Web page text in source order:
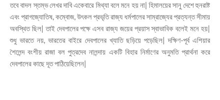
তবে বাদল স্তম্ভ লেখর দাবি একেবারে মিথ্যা বলে মনে হয় না| হিমালয়ের সানু দেশে হুনরাষ্ট
এবং প্রাগজ্যোতিষ, কম্বোজ, উৎকল প্রভৃতি রাজ্য ধর্মপালের সাম্রাজ্যের প্রত্যন্ত সীমায়
অবস্থিত ছিল| তাই দেবপালের পক্ষে এসব রাজ্য জয়ের প্রয়াস স্বাভাবিক বলেই মনে হয়|
শুধু ভারতে নয়, ভারতের বাইরে দেবপালের খ্যাতি ছড়িয়ে পড়েছিল| দক্ষিণ-পূর্ব এশিয়ার
শৈলেন্দ বংশীয় রাজা বল পুত্রদেব নালন্দায় একটি বিহার নির্মাণের অনুমতি প্রার্থনা করে
দেবপালের কাছে দূত পাঠিয়েছিলেন|